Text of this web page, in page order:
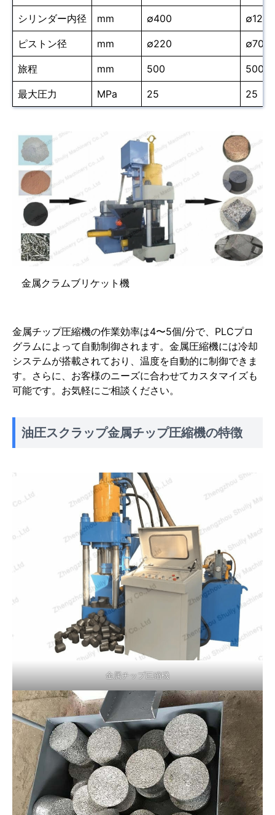
シリンダー内径 mm ∅400 ∅125
ピストン径 mm ∅220 ∅70
旅程 mm 500 500
最大圧力 MPa 25 25
金属クラムブリケット機
金属チップ圧縮機の作業効率は4〜5個/分で、PLCプロ
グラムによって自動制御されます。金属圧縮機には冷却
システムが搭載されており、温度を自動的に制御できま
す。さらに、お客様のニーズに合わせてカスタマイズも
可能です。お気軽にご相談ください。
油圧スクラップ金属チップ圧縮機の特徴
金属チップ圧縮機